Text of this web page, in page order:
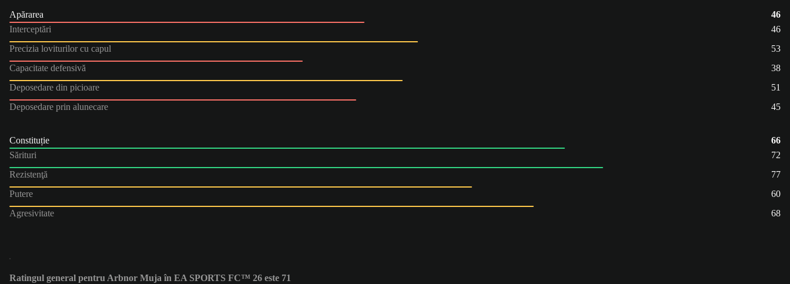
Apărarea
46
Interceptări
46
Precizia loviturilor cu capul
53
Capacitate defensivă
38
Deposedare din picioare
51
Deposedare prin alunecare
45
Constituție
66
Sărituri
72
Rezistenţă
77
Putere
60
Agresivitate
68
Ratingul general pentru Arbnor Muja în EA SPORTS FC™ 26 este 71